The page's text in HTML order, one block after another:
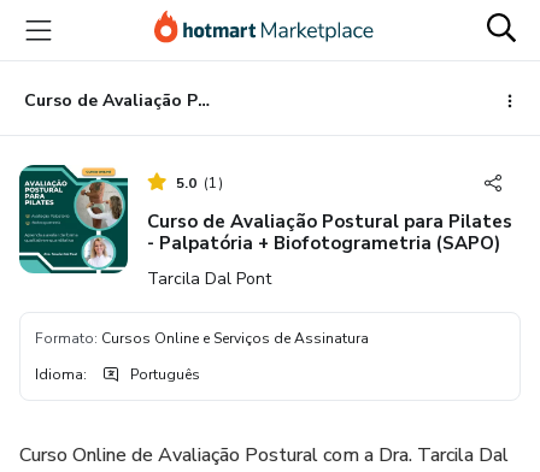
para
conteúdo
principal
para
pagamento
para
rodapé
Curso de Avaliação Postural para Pilates - Palpatória + Biofotogrametria (SAPO)
5.0 (1)
Curso de Avaliação Postural para Pilates
- Palpatória + Biofotogrametria (SAPO)
Tarcila Dal Pont
Formato: Cursos Online e Serviços de Assinatura
Idioma: Português
Curso Online de Avaliação Postural com a Dra. Tarcila Dal